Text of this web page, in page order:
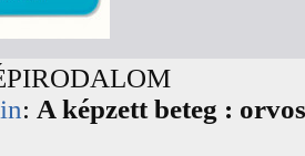
: A képzett beteg :